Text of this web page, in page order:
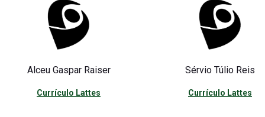
Alceu Gaspar Raiser
Currículo Lattes
Sérvio Túlio Reis
Currículo Lattes